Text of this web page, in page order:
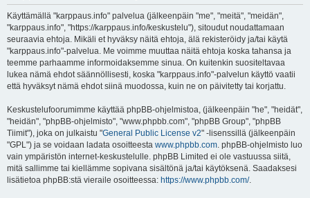
Käyttämällä "karppaus.info" palvelua (jälkeenpäin "me", "meitä", "meidän",
"karppaus.info", "https://karppaus.info/keskustelu"), sitoudut noudattamaan
seuraavia ehtoja. Mikäli et hyväksy näitä ehtoja, älä rekisteröidy ja/tai käytä
"karppaus.info"-palvelua. Me voimme muuttaa näitä ehtoja koska tahansa ja
teemme parhaamme informoidaksemme sinua. On kuitenkin suositeltavaa
lukea nämä ehdot säännöllisesti, koska "karppaus.info"-palvelun käyttö vaatii
että hyväksyt nämä ehdot siinä muodossa, kuin ne on päivitetty tai korjattu.
Keskustelufoorumimme käyttää phpBB-ohjelmistoa, (jälkeenpäin "he", "heidät",
"heidän", "phpBB-ohjelmisto", "www.phpbb.com", "phpBB Group", "phpBB
Tiimit"), joka on julkaistu "General Public License v2" -lisenssillä (jälkeenpäin
"GPL") ja se voidaan ladata osoitteesta www.phpbb.com. phpBB-ohjelmisto luo
vain ympäristön internet-keskustelulle. phpBB Limited ei ole vastuussa siitä,
mitä sallimme tai kiellämme sopivana sisältönä ja/tai käytöksenä. Saadaksesi
lisätietoa phpBB:stä vieraile osoitteessa: https://www.phpbb.com/.